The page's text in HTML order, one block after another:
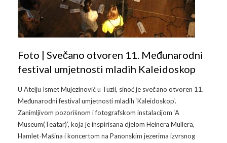
Foto | Svečano otvoren 11. Međunarodni
festival umjetnosti mladih Kaleidoskop
U Atelju Ismet Mujezinović u Tuzli, sinoć je svečano otvoren 11.
Međunarodni festival umjetnosti mladih ‘Kaleidoskop‘.
Zanimljivom pozorišnom i fotografskom instalacijom ‘A
Museum(Teatar)’, koja je inspirisana djelom Heinera Müllera,
Hamlet-Mašina i koncertom na Panonskim jezerima izvrsnog